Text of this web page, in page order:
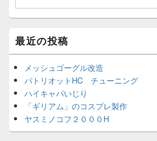
最近の投稿
メッシュゴーグル改造
パトリオットHC チューニング
ハイキャパいじり
「ギリアム」のコスプレ製作
ヤスミノコフ２０００H